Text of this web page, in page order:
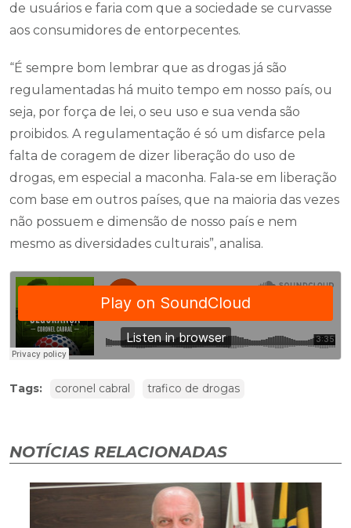
de usuários e faria com que a sociedade se curvasse
aos consumidores de entorpecentes.
“É sempre bom lembrar que as drogas já são
regulamentadas há muito tempo em nosso país, ou
seja, por força de lei, o seu uso e sua venda são
proibidos. A regulamentação é só um disfarce pela
falta de coragem de dizer liberação do uso de
drogas, em especial a maconha. Fala-se em liberação
com base em outros países, que na maioria das vezes
não possuem e dimensão de nosso país e nem
mesmo as diversidades culturais”, analisa.
Tags: coronel cabral trafico de drogas
NOTÍCIAS RELACIONADAS